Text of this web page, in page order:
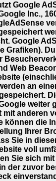
Google
Inc.,
Google
Grafiken).
Web
an
weiter
anderen
können die
Ihrer
Sie in
voll
Sie sich
der zuvor